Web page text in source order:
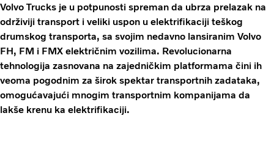
Volvo Trucks je u potpunosti spreman da ubrza prelazak na
održiviji transport i veliki uspon u elektrifikaciji teškog
drumskog transporta, sa svojim nedavno lansiranim Volvo
FH, FM i FMX električnim vozilima. Revolucionarna
tehnologija zasnovana na zajedničkim platformama čini ih
veoma pogodnim za širok spektar transportnih zadataka,
omogućavajući mnogim transportnim kompanijama da
lakše krenu ka elektrifikaciji.